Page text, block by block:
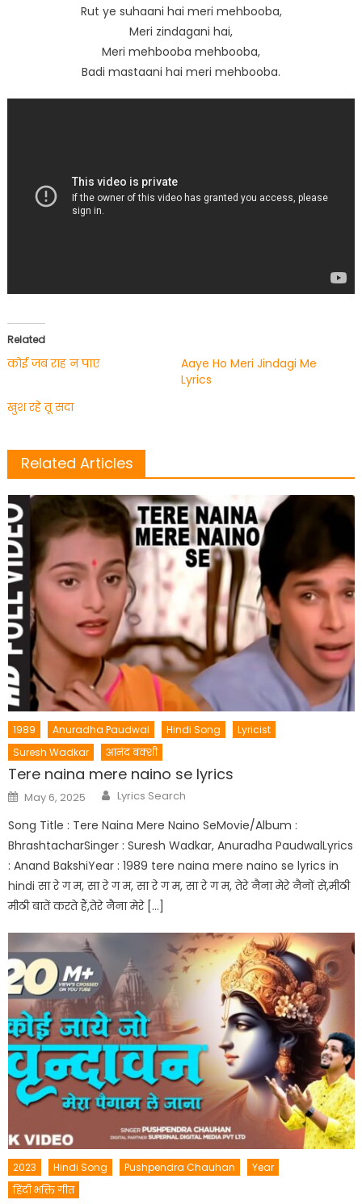
Rut ye suhaani hai meri mehbooba,
Meri zindagani hai,
Meri mehbooba mehbooba,
Badi mastaani hai meri mehbooba.
Related
कोई जब राह न पाए
Aaye Ho Meri Jindagi Me
Lyrics
खुश रहे तू सदा
Related Articles
1989 Anuradha Paudwal Hindi Song
Lyricist
Suresh Wadkar
आनंद बक्शी
Tere naina mere naino se lyrics
Posted
on
May 6, 2025 Author
Lyrics Search
Song Title : Tere Naina Mere Naino SeMovie/Album :
BhrashtacharSinger : Suresh Wadkar, Anuradha PaudwalLyrics
: Anand BakshiYear : 1989 tere naina mere naino se lyrics in
hindi सा रे ग म, सा रे ग म, सा रे ग म, सा रे ग म, तेरे नैना मेरे नैनों से,मीठी
मीठी बातें करते हैं,तेरे नैना मेरे […]
2023 Hindi Song Pushpendra Chauhan
Year
हिंदी भक्ति गीत